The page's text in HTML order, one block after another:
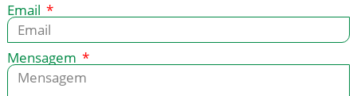
Email
Mensagem